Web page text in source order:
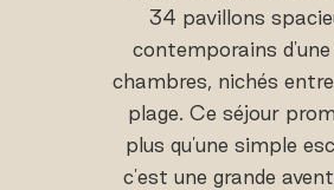
34 pavillons
contemporains d'une
chambres, nichés
plage. Ce séjour
plus qu'une simple
c'est une grande